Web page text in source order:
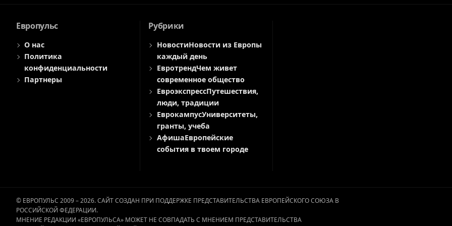
Европульс
О нас
Политика
конфиденциальности
Партнеры
Рубрики
НовостиНовости из Европы
каждый день
ЕвротрендЧем живет
современное общество
ЕвроэкспрессПутешествия,
люди, традиции
ЕврокампусУниверситеты,
гранты, учеба
АфишаЕвропейские
события в твоем городе
© ЕВРОПУЛЬС 2009 – 2026. САЙТ СОЗДАН ПРИ ПОДДЕРЖКЕ ПРЕДСТАВИТЕЛЬСТВА ЕВРОПЕЙСКОГО СОЮЗА В
РОССИЙСКОЙ ФЕДЕРАЦИИ.
МНЕНИЕ РЕДАКЦИИ «ЕВРОПУЛЬСА» МОЖЕТ НЕ СОВПАДАТЬ С МНЕНИЕМ ПРЕДСТАВИТЕЛЬСТВА